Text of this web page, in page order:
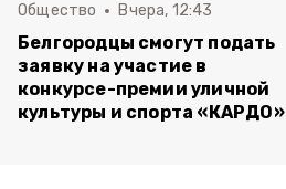
Общество Вчера, 12:43
Белгородцы смогут подать
заявку на участие в
конкурсе-премии уличной
культуры и спорта «КАРДО»